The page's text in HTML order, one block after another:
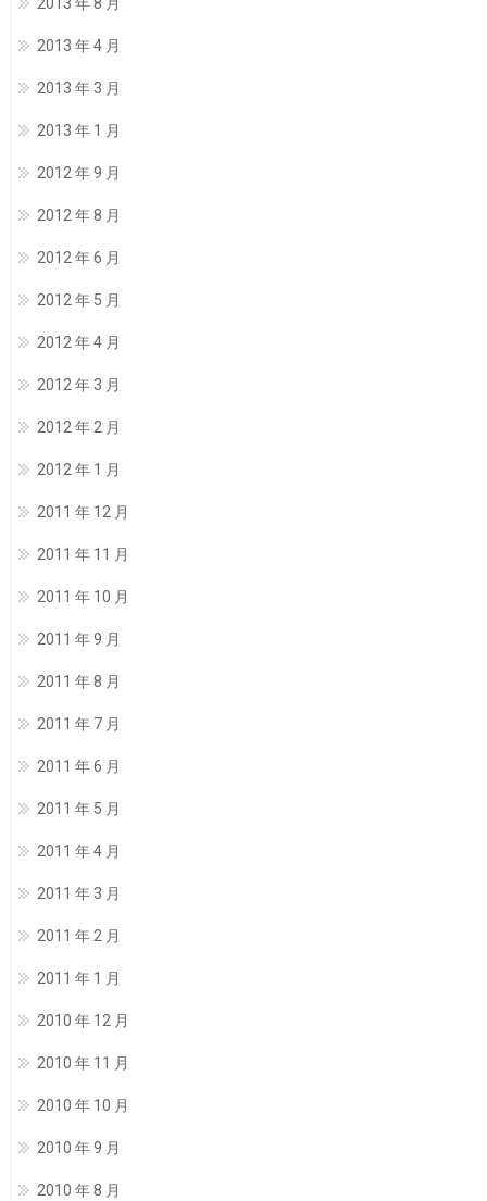
2013 年 8 月
2013 年 4 月
2013 年 3 月
2013 年 1 月
2012 年 9 月
2012 年 8 月
2012 年 6 月
2012 年 5 月
2012 年 4 月
2012 年 3 月
2012 年 2 月
2012 年 1 月
2011 年 12 月
2011 年 11 月
2011 年 10 月
2011 年 9 月
2011 年 8 月
2011 年 7 月
2011 年 6 月
2011 年 5 月
2011 年 4 月
2011 年 3 月
2011 年 2 月
2011 年 1 月
2010 年 12 月
2010 年 11 月
2010 年 10 月
2010 年 9 月
2010 年 8 月